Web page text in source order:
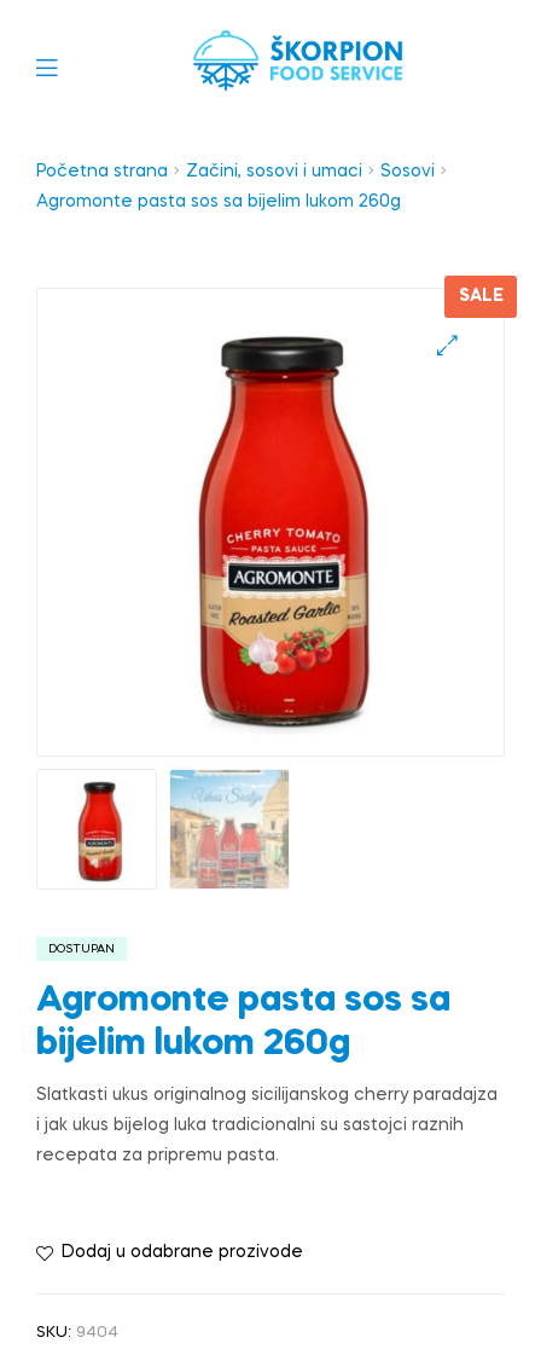
Početna strana Začini, sosovi i umaci
Sosovi
Agromonte pasta sos sa bijelim lukom 260g
SALE
DOSTUPAN
Agromonte pasta sos sa
bijelim lukom 260g
Slatkasti ukus originalnog sicilijanskog cherry paradajza
i jak ukus bijelog luka tradicionalni su sastojci raznih
recepata za pripremu pasta.
Dodaj u odabrane prozivode
SKU: 9404